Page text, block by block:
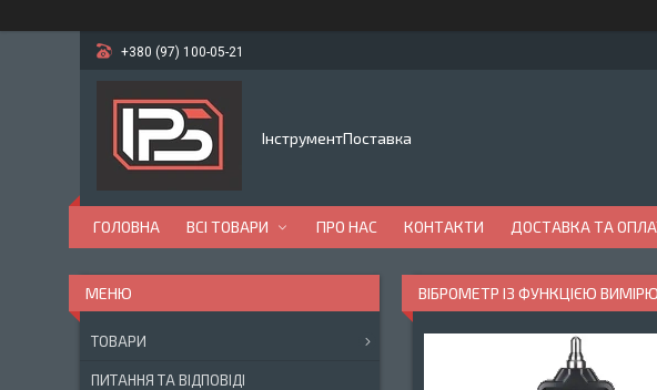
+380 (97) 100-05-21
ІнструментПоставка
ГОЛОВНА ВСІ ТОВАРИ ПРО НАС КОНТАКТИ ДОСТАВКА ТА
ВІБРОМЕТР ІЗ ФУНКЦІЄЮ
ТОВАРИ
ПИТАННЯ ТА ВІДПОВІДІ